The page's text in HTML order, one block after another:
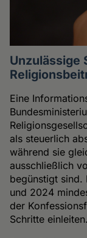
Unzulässige
Eine
als steuerlich
während sie
ausschließlich
begünstigt sind.
und 2024
der
Schritte einleiten.